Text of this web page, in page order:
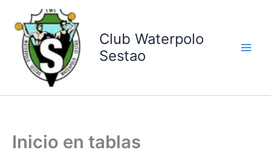
contenido
Club Waterpolo
Sestao
Inicio en tablas